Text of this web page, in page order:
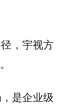
，宇视方
是企业级